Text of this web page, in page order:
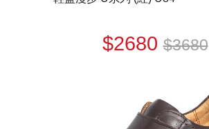
$2680$3680